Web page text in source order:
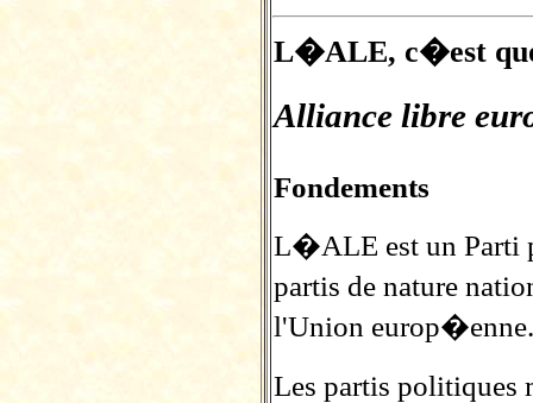
L�ALE, c�est
Alliance libre
Fondements
L�ALE est un Parti
partis de nature
l'Union europ�enne.
Les partis politiques